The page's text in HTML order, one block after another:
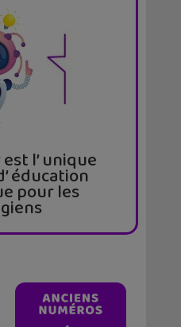
l’ unique
éducation
pour les